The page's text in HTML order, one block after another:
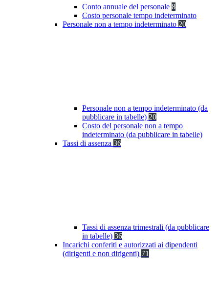
Conto annuale del personale 8
Costo personale tempo indeterminato
Personale non a tempo indeterminato 20
Personale non a tempo indeterminato (da
pubblicare in tabelle) 20
Costo del personale non a tempo
indeterminato (da pubblicare in tabelle)
Tassi di assenza 36
Tassi di assenza trimestrali (da pubblicare
in tabelle) 36
Incarichi conferiti e autorizzati ai dipendenti
(dirigenti e non dirigenti) 71